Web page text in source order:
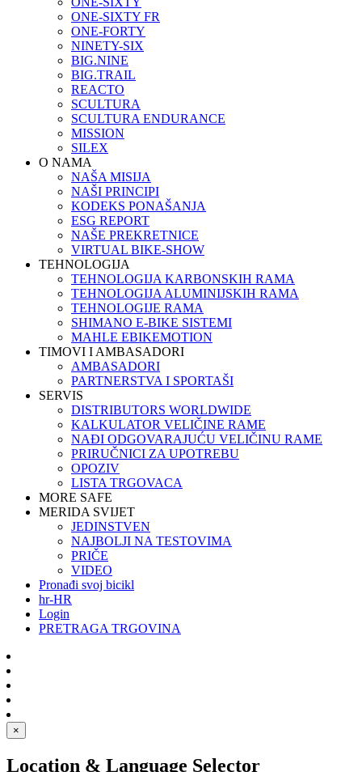
ONE-SIXTY FR
ONE-FORTY
NINETY-SIX
BIG.NINE
BIG.TRAIL
REACTO
SCULTURA
SCULTURA ENDURANCE
MISSION
SILEX
O NAMA
NAŠA MISIJA
NAŠI PRINCIPI
KODEKS PONAŠANJA
ESG REPORT
NAŠE PREKRETNICE
VIRTUAL BIKE-SHOW
TEHNOLOGIJA
TEHNOLOGIJA KARBONSKIH RAMA
TEHNOLOGIJA ALUMINIJSKIH RAMA
TEHNOLOGIJE RAMA
SHIMANO E-BIKE SISTEMI
MAHLE EBIKEMOTION
TIMOVI I AMBASADORI
AMBASADORI
PARTNERSTVA I SPORTAŠI
SERVIS
DISTRIBUTORS WORLDWIDE
KALKULATOR VELIČINE RAME
NAĐI ODGOVARAJUĆU VELIČINU RAME
PRIRUČNICI ZA UPOTREBU
OPOZIV
LISTA TRGOVACA
MORE SAFE
MERIDA SVIJET
JEDINSTVEN
NAJBOLJI NA TESTOVIMA
PRIČE
VIDEO
Pronađi svoj bicikl
hr-HR
Login
PRETRAGA TRGOVINA
×
Location & Language Selector